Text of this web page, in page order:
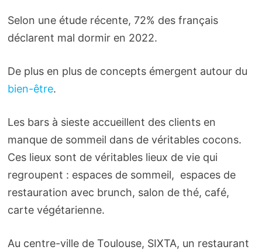
Selon une étude récente, 72% des français
déclarent mal dormir en 2022.
De plus en plus de concepts émergent autour du
bien-être.
Les bars à sieste accueillent des clients en
manque de sommeil dans de véritables cocons.
Ces lieux sont de véritables lieux de vie qui
regroupent : espaces de sommeil, espaces de
restauration avec brunch, salon de thé, café,
carte végétarienne.
Au centre-ville de Toulouse, SIXTA, un restaurant